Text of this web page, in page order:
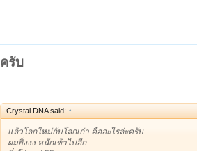
ครับ
Crystal DNA said: ↑
แล้วโลกใหม่กับโลกเก่า คืออะไรล่ะครับ
ผมยิ่งงง หนักเข้าไปอีก